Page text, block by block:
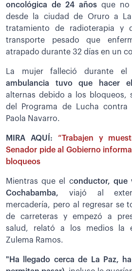
oncológica de 24 años que no
desde la ciudad de Oruro a
tratamiento de radioterapia y
transporte pesado que
atrapado durante 32 días en un
La mujer falleció durante el
ambulancia tuvo que hacer
alternas debido a los bloqueos,
del Programa de Lucha
Paola Navarro.
MIRA AQUÍ: “Trabajen y
Senador pide al Gobierno
bloqueos
Mientras que el conductor, que
Cochabamba, viajó al
mercadería, pero al regresar se
de carreteras y empezó a
salud, relató a los medios la
Zulema Ramos.
"Ha llegado cerca de La Paz,